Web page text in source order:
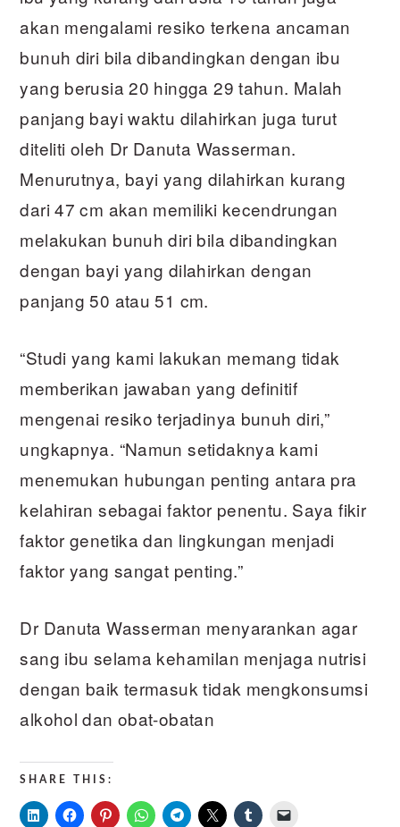
akan mengalami resiko terkena ancaman
bunuh diri bila dibandingkan dengan ibu
yang berusia 20 hingga 29 tahun. Malah
panjang bayi waktu dilahirkan juga turut
diteliti oleh Dr Danuta Wasserman.
Menurutnya, bayi yang dilahirkan kurang
dari 47 cm akan memiliki kecendrungan
melakukan bunuh diri bila dibandingkan
dengan bayi yang dilahirkan dengan
panjang 50 atau 51 cm.
“Studi yang kami lakukan memang tidak
memberikan jawaban yang definitif
mengenai resiko terjadinya bunuh diri,”
ungkapnya. “Namun setidaknya kami
menemukan hubungan penting antara pra
kelahiran sebagai faktor penentu. Saya fikir
faktor genetika dan lingkungan menjadi
faktor yang sangat penting.”
Dr Danuta Wasserman menyarankan agar
sang ibu selama kehamilan menjaga nutrisi
dengan baik termasuk tidak mengkonsumsi
alkohol dan obat-obatan
SHARE THIS: